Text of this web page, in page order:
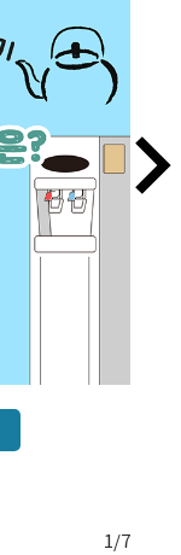
1/7